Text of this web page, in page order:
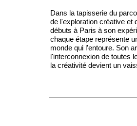
Dans la tapisserie du
de l'exploration créative et
débuts à Paris à son
chaque étape représente
monde qui l'entoure. Son
l'interconnexion de toutes
la créativité devient un